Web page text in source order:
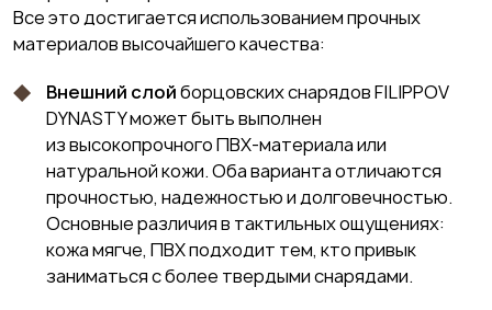
Все это достигается использованием прочных
материалов высочайшего качества:
Внешний слойборцовских снарядов FILIPPOV
DYNASTY может быть выполнен
из высокопрочного ПВХ-материала или
натуральной кожи. Оба варианта отличаются
прочностью, надежностью и долговечностью.
Основные различия в тактильных ощущениях:
кожа мягче, ПВХ подходит тем, кто привык
заниматься с более твердыми снарядами.